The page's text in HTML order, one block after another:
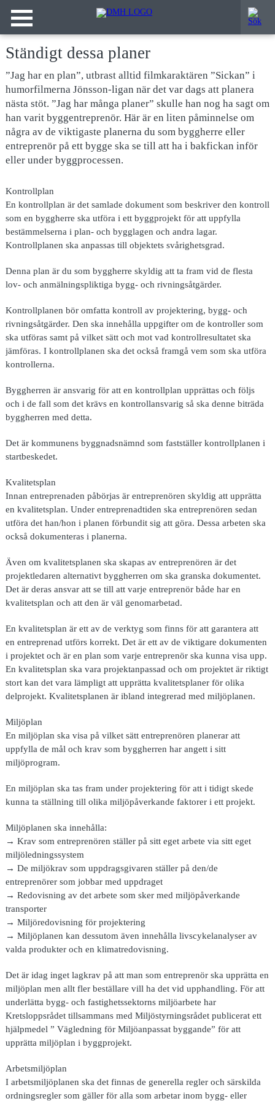
Ständigt dessa planer
”Jag har en plan”, utbrast alltid filmkaraktären ”Sickan” i
humorfilmerna Jönsson-ligan när det var dags att planera
nästa stöt. ”Jag har många planer” skulle han nog ha sagt om
han varit byggentreprenör. Här är en liten påminnelse om
några av de viktigaste planerna du som byggherre eller
entreprenör på ett bygge ska se till att ha i bakfickan inför
eller under byggprocessen.
Kontrollplan
En kontrollplan är det samlade dokument som beskriver den kontroll
som en byggherre ska utföra i ett byggprojekt för att uppfylla
bestämmelserna i plan- och bygglagen och andra lagar.
Kontrollplanen ska anpassas till objektets svårighetsgrad.
Denna plan är du som byggherre skyldig att ta fram vid de flesta
lov- och anmälningspliktiga bygg- och rivningsåtgärder.
Kontrollplanen bör omfatta kontroll av projektering, bygg- och
rivningsåtgärder. Den ska innehålla uppgifter om de kontroller som
ska utföras samt på vilket sätt och mot vad kontrollresultatet ska
jämföras. I kontrollplanen ska det också framgå vem som ska utföra
kontrollerna.
Byggherren är ansvarig för att en kontrollplan upprättas och följs
och i de fall som det krävs en kontrollansvarig så ska denne biträda
byggherren med detta.
Det är kommunens byggnadsnämnd som fastställer kontrollplanen i
startbeskedet.
Kvalitetsplan
Innan entreprenaden påbörjas är entreprenören skyldig att upprätta
en kvalitetsplan. Under entreprenadtiden ska entreprenören sedan
utföra det han/hon i planen förbundit sig att göra. Dessa arbeten ska
också dokumenteras i planerna.
Även om kvalitetsplanen ska skapas av entreprenören är det
projektledaren alternativt byggherren om ska granska dokumentet.
Det är deras ansvar att se till att varje entreprenör både har en
kvalitetsplan och att den är väl genomarbetad.
En kvalitetsplan är ett av de verktyg som finns för att garantera att
en entreprenad utförs korrekt. Det är ett av de viktigare dokumenten
i projektet och är en plan som varje entreprenör ska kunna visa upp.
En kvalitetsplan ska vara projektanpassad och om projektet är riktigt
stort kan det vara lämpligt att upprätta kvalitetsplaner för olika
delprojekt. Kvalitetsplanen är ibland integrerad med miljöplanen.
Miljöplan
En miljöplan ska visa på vilket sätt entreprenören planerar att
uppfylla de mål och krav som byggherren har angett i sitt
miljöprogram.
En miljöplan ska tas fram under projektering för att i tidigt skede
kunna ta ställning till olika miljöpåverkande faktorer i ett projekt.
Miljöplanen ska innehålla:
→ Krav som entreprenören ställer på sitt eget arbete via sitt eget
miljöledningssystem
→ De miljökrav som uppdragsgivaren ställer på den/de
entreprenörer som jobbar med uppdraget
→ Redovisning av det arbete som sker med miljöpåverkande
transporter
→ Miljöredovisning för projektering
→ Miljöplanen kan dessutom även innehålla livscykelanalyser av
valda produkter och en klimatredovisning.
Det är idag inget lagkrav på att man som entreprenör ska upprätta en
miljöplan men allt fler beställare vill ha det vid upphandling. För att
underlätta bygg- och fastighetssektorns miljöarbete har
Kretsloppsrådet tillsammans med Miljöstyrningsrådet publicerat ett
hjälpmedel ” Vägledning för Miljöanpassat byggande” för att
upprätta miljöplan i byggprojekt.
Arbetsmiljöplan
I arbetsmiljöplanen ska det finnas de generella regler och särskilda
ordningsregler som gäller för alla som arbetar inom bygg- eller